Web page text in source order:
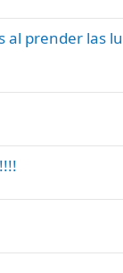
al prender las